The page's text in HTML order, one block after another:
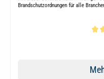
Brandschutzordnungen für alle
Durchschnittliche Bewertung